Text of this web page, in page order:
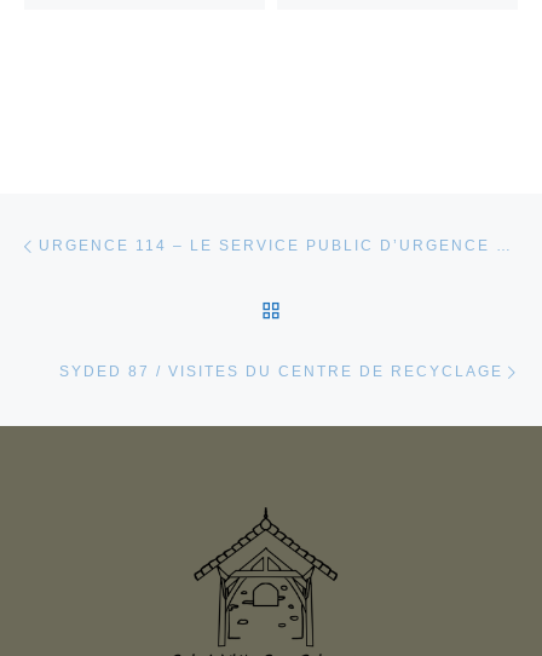
URGENCE 114 – LE SERVICE PUBLIC D’URGENCE RÉSERVÉ AUX PERSONNES SOURDES, SOURDAVEUGLES, MALENTENDANTES ET APHASIQUES
SYDED 87 / VISITES DU CENTRE DE RECYCLAGE